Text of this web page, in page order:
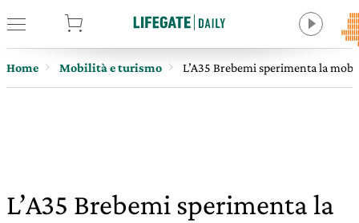
Home Mobilità e turismo L’A35 Brebemi sperimenta la
L’A35 Brebemi sperimenta la